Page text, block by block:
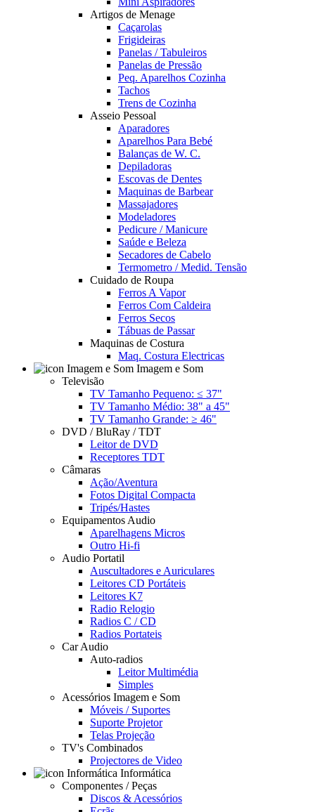
Artigos de Menage
Caçarolas
Frigideiras
Panelas / Tabuleiros
Panelas de Pressão
Peq. Aparelhos Cozinha
Tachos
Trens de Cozinha
Asseio Pessoal
Aparadores
Aparelhos Para Bebé
Balanças de W. C.
Depiladoras
Escovas de Dentes
Maquinas de Barbear
Massajadores
Modeladores
Pedicure / Manicure
Saúde e Beleza
Secadores de Cabelo
Termometro / Medid. Tensão
Cuidado de Roupa
Ferros A Vapor
Ferros Com Caldeira
Ferros Secos
Tábuas de Passar
Maquinas de Costura
Maq. Costura Electricas
Imagem e Som
Televisão
TV Tamanho Pequeno: ≤ 37"
TV Tamanho Médio: 38" a 45"
TV Tamanho Grande: ≥ 46"
DVD / BluRay / TDT
Leitor de DVD
Receptores TDT
Câmaras
Ação/Aventura
Fotos Digital Compacta
Tripés/Hastes
Equipamentos Audio
Aparelhagens Micros
Outro Hi-fi
Audio Portatil
Auscultadores e Auriculares
Leitores CD Portáteis
Leitores K7
Radio Relogio
Radios C / CD
Radios Portateis
Car Audio
Auto-radios
Leitor Multimédia
Simples
Acessórios Imagem e Som
Móveis / Suportes
Suporte Projetor
Telas Projeção
TV's Combinados
Projectores de Video
Informática
Componentes / Peças
Discos & Acessórios